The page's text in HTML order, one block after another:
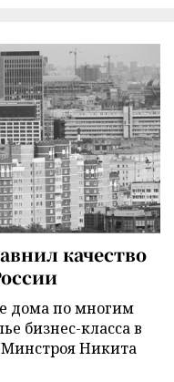
качество
дома по многим
бизнес-класса в
Никита